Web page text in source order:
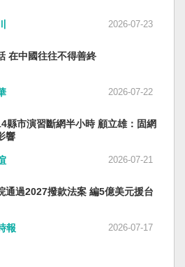
句是「會議還研究了其他事
最感興趣的問題，那就是人
近平的進一步獨裁和二十一
統計，過去一年，已有十九
布落馬或罷免全國人大代表
蹤」者。總共接近三十人。
委員：軍委副主席張又俠與
。 軍方還有原中央軍委副主
員兼聯合參謀部參謀長劉振
部主任苗華、前信息支援部
、前西部戰區政委李鳳彪、
前東部戰區政委劉青松、前
男、前南部戰區政委王文
2026-07-23
在中國往往不得善終
2026-07-22
縣市演習斷網半小時 顧立雄：固網
響
2026-07-21
通過2027撥款法案 編5億美元援台
報 2026-07-17